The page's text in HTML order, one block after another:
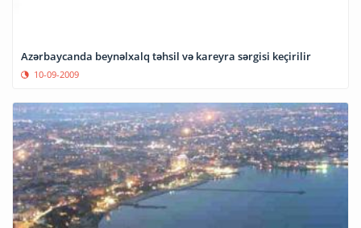
Azərbaycanda beynəlxalq təhsil və kareyra sərgisi keçirilir
10-09-2009